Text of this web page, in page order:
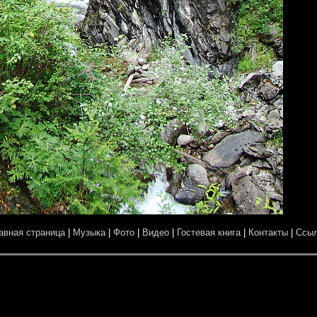
страница| Музыка| Фото Видео Гостевая книга| Контакты